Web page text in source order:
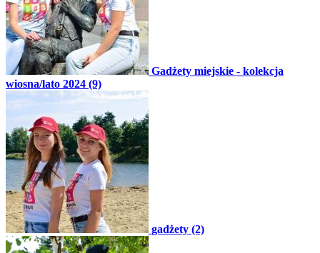
Gadżety miejskie - kolekcja
wiosna/lato 2024 (9)
gadżety (2)